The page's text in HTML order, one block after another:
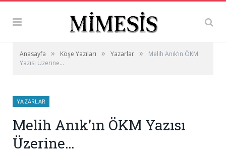
Anasayfa » Köşe Yazıları » Yazarlar »
Melih Anık’ın ÖKM
Yazısı Üzerine…
YAZARLAR
Melih Anık’ın ÖKM Yazısı
Üzerine…